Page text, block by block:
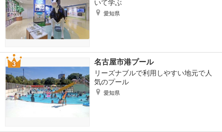
いて学ぶ
愛知県
名古屋市港プール
リーズナブルで利用しやすい地元で人
気のプール
愛知県